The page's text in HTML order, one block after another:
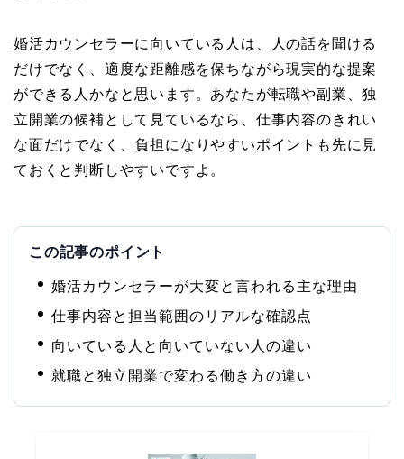
婚活カウンセラーに向いている人は、人の話を聞ける
だけでなく、適度な距離感を保ちながら現実的な提案
ができる人かなと思います。あなたが転職や副業、独
立開業の候補として見ているなら、仕事内容のきれい
な面だけでなく、負担になりやすいポイントも先に見
ておくと判断しやすいですよ。
この記事のポイント
婚活カウンセラーが大変と言われる主な理由
仕事内容と担当範囲のリアルな確認点
向いている人と向いていない人の違い
就職と独立開業で変わる働き方の違い